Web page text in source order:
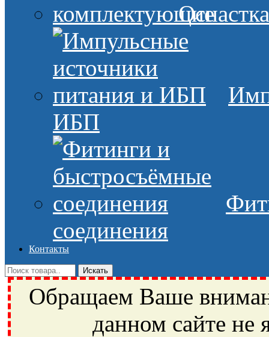
ИБП
соединения
Контакты
Обращаем Ваше
данном сайте не